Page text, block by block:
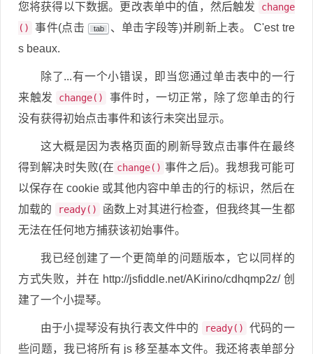
您将获得以下数据。更改表单中的值，然后触发
change
()
事件(点击 tab
、单击字段等)并刷新上表。 C'est tre
s beaux.
除了...有一个小错误，即当您通过单击表中的一行
来触发
change()
事件时，一切正常，除了您单击的行
没有获得初始点击事件和该行未突出显示。
这大概是因为表格页面的刷新导致点击事件在最终
得到解决时失败(在 change() 事件之后)。我想我可能可
以保存在 cookie 或其他内容中单击的行的标识，然后在
加载的
ready()
函数上对其进行检查，但我终其一生都
无法在任何地方捕获该初始事件。
我已经创建了一个更简单的问题版本，它以同样的
方式失败，并在 http://jsfiddle.net/AKirino/cdhqmp2z/ 创
建了一个小提琴。
由于小提琴没有执行表文件中的 ready()
代码的一
些问题，我已将所有 js 移至基本文件。我还将表单部分